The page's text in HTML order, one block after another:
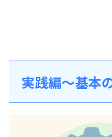
実践編～基本